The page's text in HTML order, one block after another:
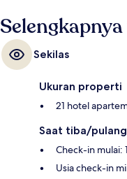
Sekilas
Ukuran properti
21 hotel
Saat tiba/pulang
Check-in mulai:
Usia check-in